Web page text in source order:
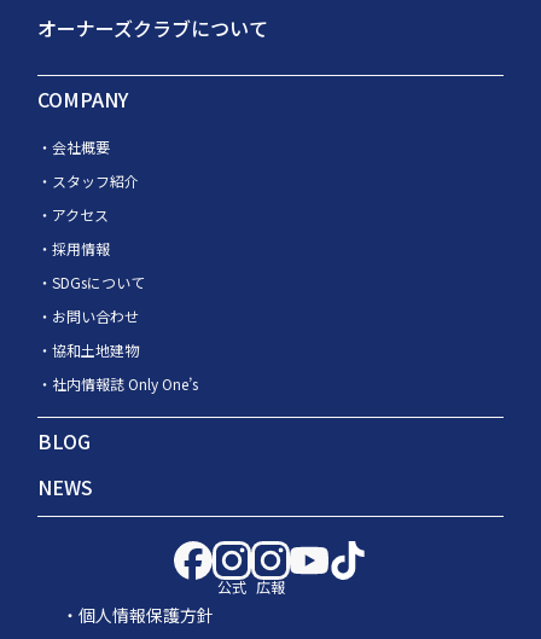
オーナーズクラブについて
COMPANY
会社概要
スタッフ紹介
アクセス
採用情報
SDGsについて
お問い合わせ
協和土地建物
社内情報誌 Only One’s
BLOG
NEWS
公式 広報
個人情報保護方針